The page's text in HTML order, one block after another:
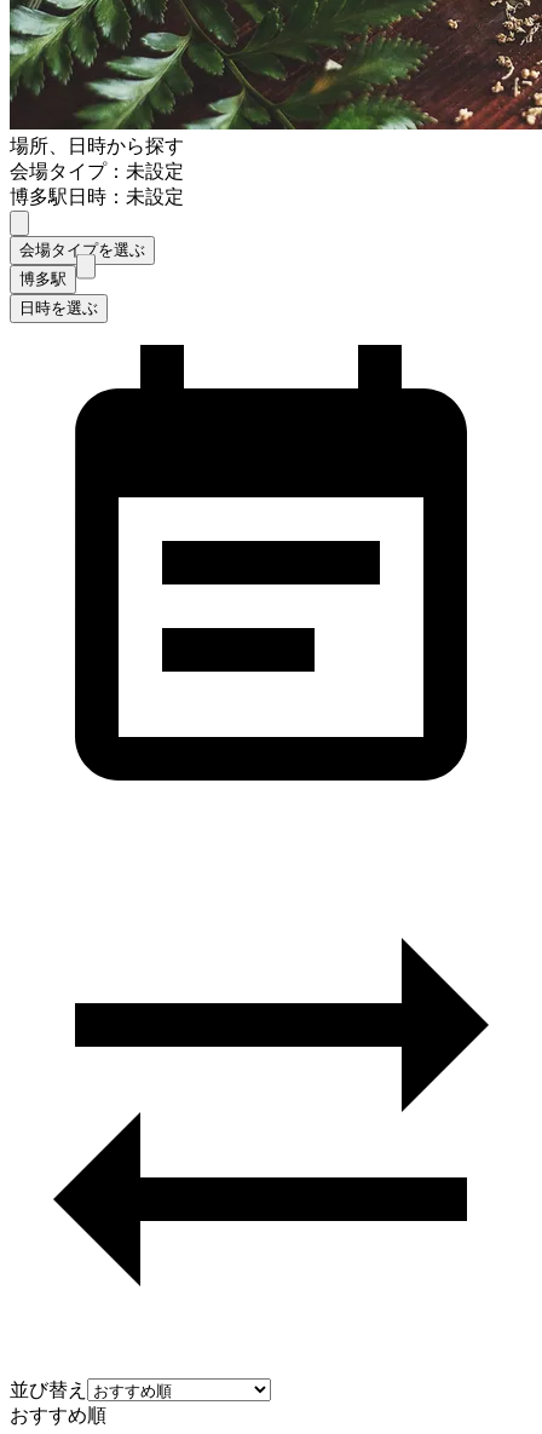
場所、日時から探す
会場タイプ：未設定
博多駅日時：未設定
会場タイプを選ぶ
博多駅
日時を選ぶ
並び替え
おすすめ順